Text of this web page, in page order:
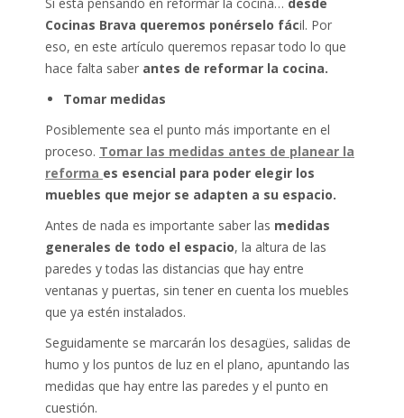
Si está pensando en reformar la cocina… desde
Cocinas Brava queremos ponérselo fácil. Por
eso, en este artículo queremos repasar todo lo que
hace falta saber antes de reformar la cocina.
Tomar medidas
Posiblemente sea el punto más importante en el
proceso. Tomar las medidas antes de planear la
reforma es esencial para poder elegir los
muebles que mejor se adapten a su espacio.
Antes de nada es importante saber las medidas
generales de todo el espacio, la altura de las
paredes y todas las distancias que hay entre
ventanas y puertas, sin tener en cuenta los muebles
que ya estén instalados.
Seguidamente se marcarán los desagües, salidas de
humo y los puntos de luz en el plano, apuntando las
medidas que hay entre las paredes y el punto en
cuestión.